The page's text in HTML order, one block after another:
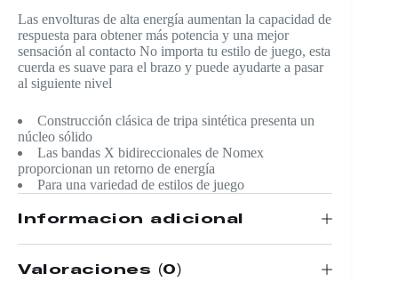
Las envolturas de alta energía aumentan la capacidad de
respuesta para obtener más potencia y una mejor
sensación al contacto No importa tu estilo de juego, esta
cuerda es suave para el brazo y puede ayudarte a pasar
al siguiente nivel
Construcción clásica de tripa sintética presenta un
núcleo sólido
Las bandas X bidireccionales de Nomex
proporcionan un retorno de energía
Para una variedad de estilos de juego
Información adicional
Valoraciones (0)